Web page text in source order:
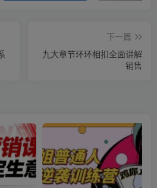
下一篇
九大章节环环相扣全面讲解
销售